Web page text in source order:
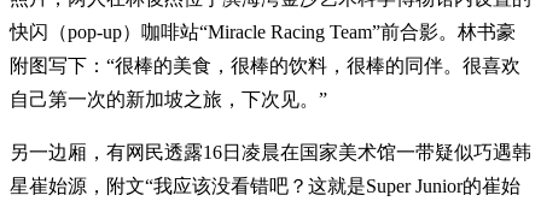
快闪（pop-up）咖啡站“Miracle Racing Team”前合影。林书豪
附图写下：“很棒的美食，很棒的饮料，很棒的同伴。很喜欢
自己第一次的新加坡之旅，下次见。”
另一边厢，有网民透露16日凌晨在国家美术馆一带疑似巧遇韩
星崔始源，附文“我应该没看错吧？这就是Super Junior的崔始